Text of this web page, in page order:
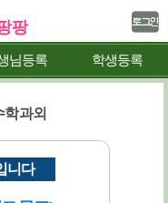
팡
님등록 학생등록
학과외
니다